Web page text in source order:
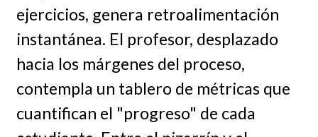
ejercicios, genera retroalimentación
instantánea. El profesor, desplazado
hacia los márgenes del proceso,
contempla un tablero de métricas que
cuantifican el "progreso" de cada